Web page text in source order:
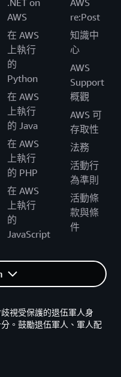
.NET on
AWS
在 AWS
上執行
的
Python
在 AWS
上執行
的 Java
在 AWS
上執行
的 PHP
在 AWS
上執行
的
JavaScript
AWS
re:Post
知識中
心
AWS
Support
概觀
AWS 可
存取性
法務
活動行
為準則
活動條
款與條
件
視受保護的退伍軍人身
。鼓勵退伍軍人、軍人配